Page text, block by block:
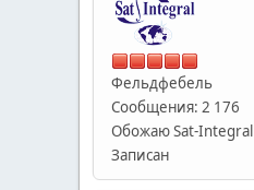
Фельдфебель
Сообщения: 2 176
Обожаю Sat-Integral
Записан